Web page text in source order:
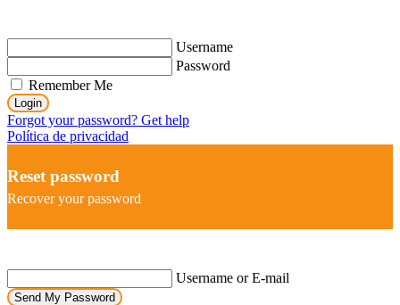
Username
Password
Remember Me
Login
Forgot your password? Get help
Política de privacidad
Reset password
Recover your password
Username or E-mail
Send My Password